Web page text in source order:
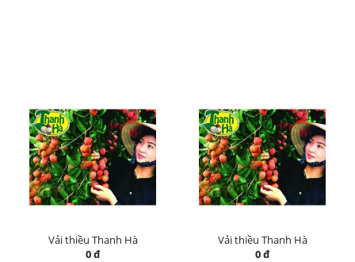
Vải thiều Thanh Hà
0 đ
Vải thiều Thanh Hà
0 đ